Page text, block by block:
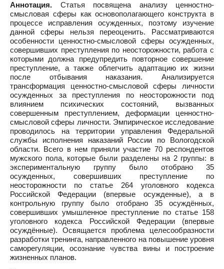
Аннотация. Статья посвящена анализу ценностно-
смысловая сферы как основополагающего конструкта в
процессе исправления осужденных, поэтому изучение
данной сферы нельзя переоценить. Рассматриваются
особенности ценностно-смысловой сферы осужденных,
совершивших преступления по неосторожности, работа с
которыми должна предупредить повторное совершение
преступление, а также облегчить адаптацию их жизни
после отбывания наказания. Анализируется
трансформация ценностно-смысловой сферы личности
осужденных за преступления по неосторожности под
влиянием психических состояний, вызванных
совершенным преступлением, деформации ценностно-
смысловой сферы личности. Эмпирическое исследование
проводилось на территории управления Федеральной
службы исполнения наказаний России по Вологодской
области. Всего в нем приняли участие 70 респондентов
мужского пола, которые были разделены на 2 группы: в
экспериментальную группу было отобрано 35
осужденных, совершивших преступление по
неосторожности по статье 264 уголовного кодекса
Российской Федерации (впервые осужденные), а в
контрольную группу было отобрано 35 осуждённых,
совершивших умышленное преступление по статье 158
уголовного кодекса Российской Федерации (впервые
осуждённые). Освящается проблема целесообразности
разработки тренинга, направленного на повышение уровня
саморегуляции, осознание чувства вины и построение
жизненных планов.